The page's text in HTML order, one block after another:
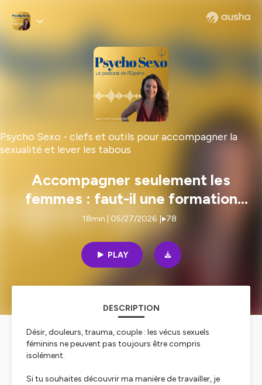
Psycho Sexo - clefs et outils pour accompagner la
sexualité et lever les tabous
Accompagner seulement les
femmes : faut-il une formation
sexo spécifique ? #85
18min | 05/27/2026 78
PLAY
DESCRIPTION
Désir, douleurs, trauma, couple : les vécus sexuels
féminins ne peuvent pas toujours être compris
isolément.
Si tu souhaites découvrir ma manière de travailler, je